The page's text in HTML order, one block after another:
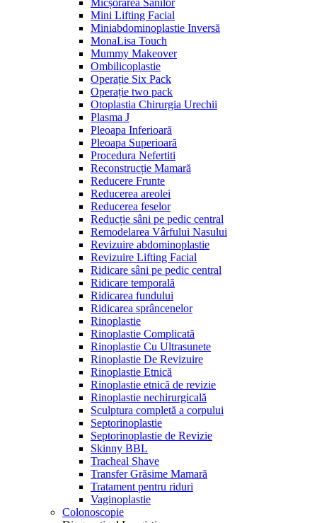
Mini Lifting Facial
Miniabdominoplastie Inversă
MonaLisa Touch
Mummy Makeover
Ombilicoplastie
Operație Six Pack
Operație two pack
Otoplastia Chirurgia Urechii
Plasma J
Pleoapa Inferioară
Pleoapa Superioară
Procedura Nefertiti
Reconstrucție Mamară
Reducere Frunte
Reducerea areolei
Reducerea feselor
Reducție sâni pe pedic central
Remodelarea Vârfului Nasului
Revizuire abdominoplastie
Revizuire Lifting Facial
Ridicare sâni pe pedic central
Ridicare temporală
Ridicarea fundului
Ridicarea sprâncenelor
Rinoplastie
Rinoplastie Complicată
Rinoplastie Cu Ultrasunete
Rinoplastie De Revizuire
Rinoplastie Etnică
Rinoplastie etnică de revizie
Rinoplastie nechirurgicală
Sculptura completă a corpului
Septorinoplastie
Septorinoplastie de Revizie
Skinny BBL
Tracheal Shave
Transfer Grăsime Mamară
Tratament pentru riduri
Vaginoplastie
Colonoscopie